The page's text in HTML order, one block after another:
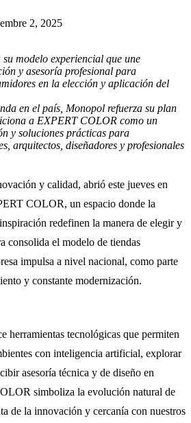
2, 2025
modelo experiencial que une
y asesoría profesional para
en la elección y aplicación del
en el país, Monopol refuerza su plan
a EXPERT COLOR como un
y soluciones prácticas para
arquitectos, diseñadores y profesionales
y calidad, abrió este jueves en
COLOR, un espacio donde la
redefinen la manera de elegir y
consolida el modelo de tiendas
impulsa a nivel nacional, como parte
y constante modernización.
herramientas tecnológicas que permiten
con inteligencia artificial, explorar
asesoría técnica y de diseño en
simboliza la evolución natural de
de la innovación y cercanía con nuestros